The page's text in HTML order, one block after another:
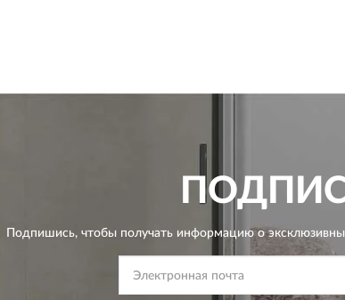
Подпишись, чтобы получать информацию о